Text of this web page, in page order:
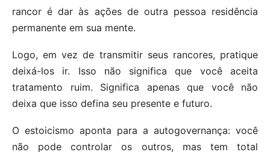
rancor é dar às ações de outra pessoa residência
permanente em sua mente.
Logo, em vez de transmitir seus rancores, pratique
deixá-los ir. Isso não significa que você aceita
tratamento ruim. Significa apenas que você não
deixa que isso defina seu presente e futuro.
O estoicismo aponta para a autogovernança: você
não pode controlar os outros, mas tem total